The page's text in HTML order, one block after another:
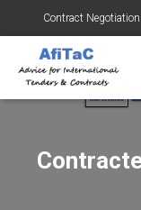
Contract Negotiation
Tendering for